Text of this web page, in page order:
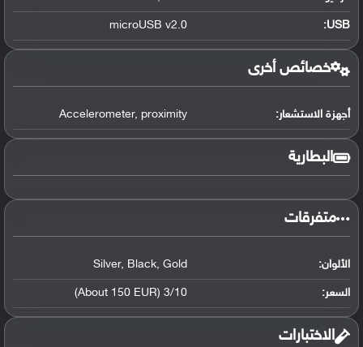
USB
:
microUSB v2.0
خصائص أخرى
أجهزة الاستشعار: Accelerometer, proximity
البطارية
متفرقات
الألوان: Silver, Black, Gold
السعر: 3/10 (About 150 EUR)
الاختبارات